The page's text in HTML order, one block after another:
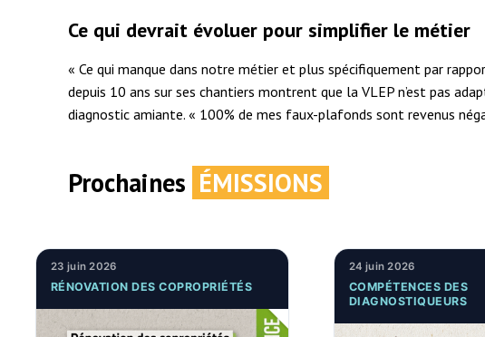
Ce qui devrait évoluer pour simplifier le métier
« Ce qui manque dans notre métier et plus spécifiquement par
depuis 10 ans sur ses chantiers montrent que la VLEP n’est pas
diagnostic amiante. « 100% de mes faux-plafonds sont revenus
Prochaines ÉMISSIONS
23 juin 2026
RÉNOVATION DES COPROPRIÉTÉS
24 juin 2026
COMPÉTENCES DES
DIAGNOSTIQUEURS